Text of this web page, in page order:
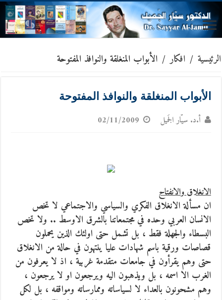
الرئيسية / افكار / الأبواب المنغلقة والنوافذ المفتوحة
الأبواب المنغلقة والنوافذ المفتوحة
أ.د. سيّار الجَميل 02/11/2009
الانغلاق والانفتاح
ان مسألة الانغلاق الفكري والسياسي والاجتماعي لا تخص
الانسان العربي وحده في مجتمعاتنا بالشرق الاوسط .. ولا تخص
البسطاء والجهلة فقط ، بل تشمل حتى اولئك الذين يحملون
قصاصات ورقية باسم شهادات عليا ينتهون في حالة من الانغلاق
حتى وهم يقرأون في جامعات متقدمة غربية ، اذ لا يعرفون من
الغرب الا اسمه ، بل ويذهبون اليه ويرجعون او لا يرجعون ،
وهم مشحونون بالعداء لا لسياساته وممارساته ومواقفه ، بل لكل